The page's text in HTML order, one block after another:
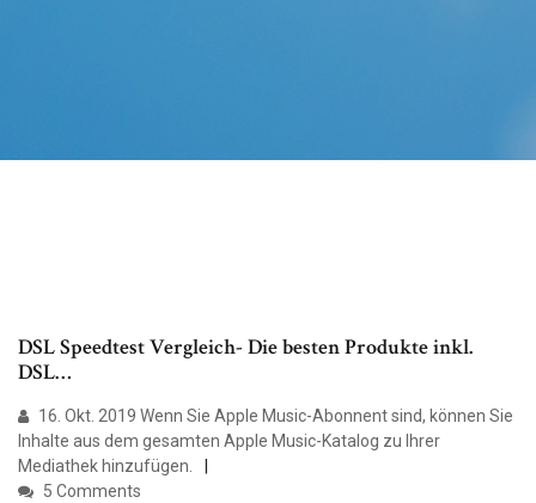
DSL Speedtest Vergleich- Die besten Produkte inkl.
DSL…
16. Okt. 2019 Wenn Sie Apple Music-Abonnent sind, können Sie
Inhalte aus dem gesamten Apple Music-Katalog zu Ihrer
Mediathek hinzufügen.
5 Comments